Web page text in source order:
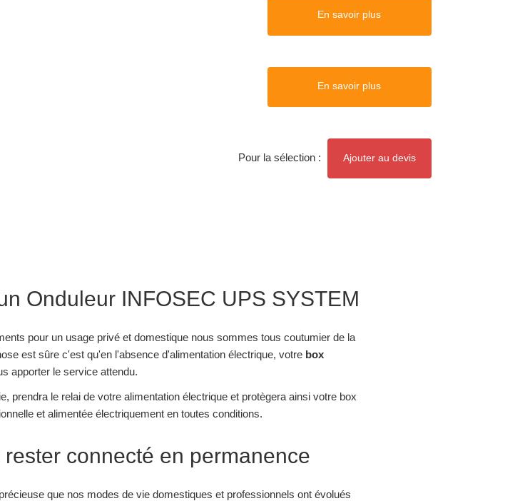
Onduleur INFOSEC UPS SYSTEM
pour un usage privé et domestique nous sommes tous coutumier de la
est sûre c'est qu'en l'absence d'alimentation électrique, votre box
apporter le service attendu.
prendra le relai de votre alimentation électrique et protègera ainsi votre box
et alimentée électriquement en toutes conditions.
connecté en permanence
que nos modes de vie domestiques et professionnels ont évolués
En savoir plus
En savoir plus
Pour la sélection : Ajouter au devis